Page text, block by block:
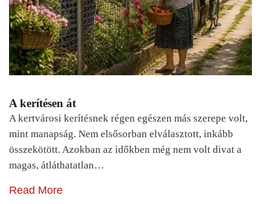
A kerítésen át
A kertvárosi kerítésnek régen egészen más szerepe volt,
mint manapság. Nem elsősorban elválasztott, inkább
összekötött. Azokban az időkben még nem volt divat a
magas, átláthatatlan…
Read More